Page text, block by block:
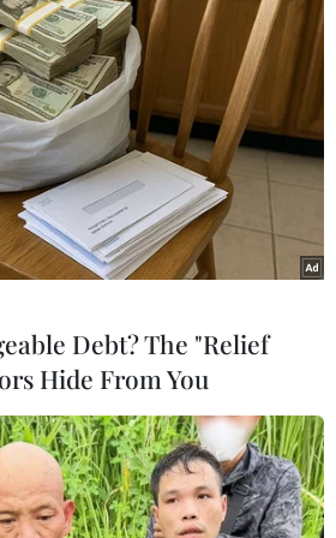
được đám cháy ở nhà
Debt? The "Relief
Hide From You